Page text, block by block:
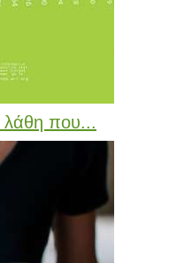
λάθη που...